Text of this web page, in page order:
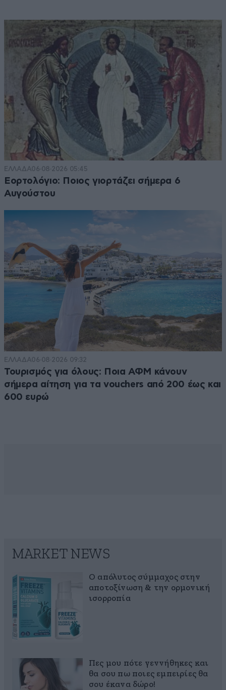
ΕΛΛΑΔΑ06·08·2026 05:45
Εορτολόγιο: Ποιος γιορτάζει σήμερα 6
Αυγούστου
ΕΛΛΑΔΑ06·08·2026 09:32
Τουρισμός για όλους: Ποια ΑΦΜ κάνουν
σήμερα αίτηση για τα vouchers από 200 έως και
600 ευρώ
MARKET NEWS
Ο απόλυτος σύμμαχος στην
αποτοξίνωση & την ορμονική
ισορροπία
Πες μου πότε γεννήθηκες και
θα σου πω ποιες εμπειρίες θα
σου έκανα δώρο!